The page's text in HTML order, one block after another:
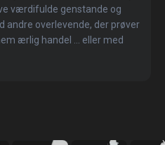
værdifulde genstande og
andre overlevende, der prøver
ærlig handel ... eller med